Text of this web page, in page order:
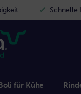
Schnelle
für Kühe